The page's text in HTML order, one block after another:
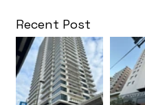
Recent Post